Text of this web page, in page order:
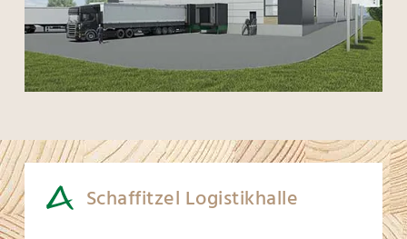
Schaffitzel Logistikhalle